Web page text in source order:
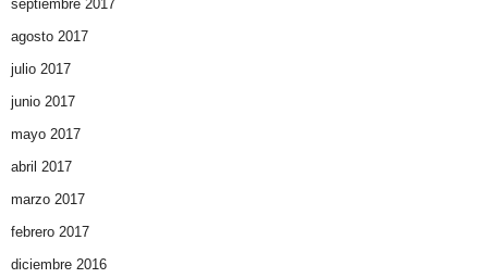
septiembre 2017
agosto 2017
julio 2017
junio 2017
mayo 2017
abril 2017
marzo 2017
febrero 2017
diciembre 2016